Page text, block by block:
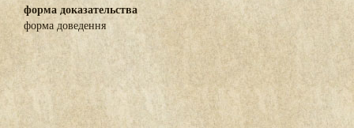
форма доказательства
форма доведення